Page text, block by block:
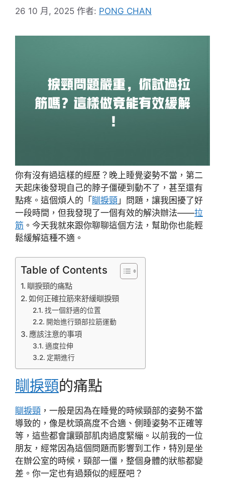
26 10 月, 2025 作者: PONG CHAN
你有沒有過這樣的經歷？晚上睡覺姿勢不當，第二
天起床後發現自己的脖子僵硬到動不了，甚至還有
點疼。這個煩人的「瞓捩頸 」問題，讓我困擾了好
一段時間，但我發現了一個有效的解決辦法——拉
筋 。今天我就來跟你聊聊這個方法，幫助你也能輕
鬆緩解這種不適。
Table of Contents
瞓捩頸的痛點
如何正確拉筋來舒緩瞓捩頸
找一個舒適的位置
開始進行頸部拉筋運動
應該注意的事項
適度拉伸
定期進行
瞓捩頸的痛點
瞓捩頸 ，一般是因為在睡覺的時候頸部的姿勢不當
導致的，像是枕頭高度不合適、側睡姿勢不正確等
等，這些都會讓頸部肌肉過度緊繃。以前我的一位
朋友，經常因為這個問題而影響到工作，特別是坐
在辦公室的時候，頸部一僵，整個身體的狀態都變
差。你一定也有過類似的經歷吧？